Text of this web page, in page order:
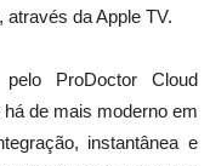
da Apple TV.
ProDoctor Cloud
de mais moderno em
instantânea e